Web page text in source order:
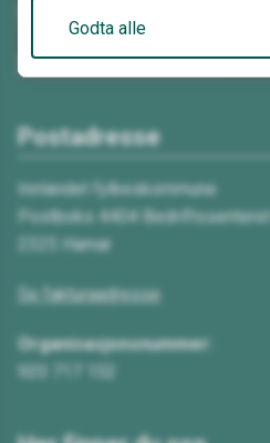
Send sikker digital post
Postadresse
Innlandet fylkeskommune
Postboks 4404 Bedriftssenteret
2325 Hamar
Se fakturaadresse
Organisasjonsnummer:
920 717 152
Godta alle